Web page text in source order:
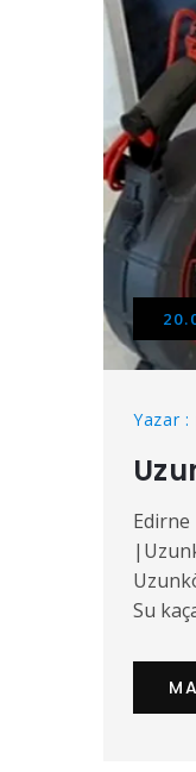
Yazar :
Su